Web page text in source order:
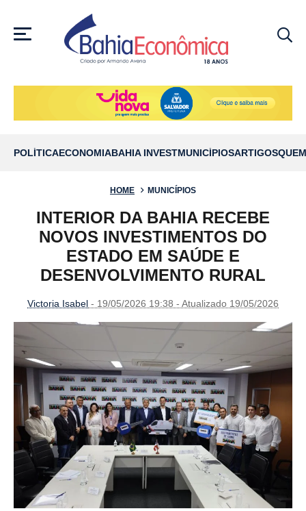
MENU
POLÍTICAECONOMIABAHIA INVESTMUNICÍPIOSARTIGOS
HOME MUNICÍPIOS
INTERIOR DA BAHIA RECEBE
NOVOS INVESTIMENTOS DO
ESTADO EM SAÚDE E
DESENVOLVIMENTO RURAL
Victoria Isabel - 19/05/2026 19:38 - Atualizado 19/05/2026